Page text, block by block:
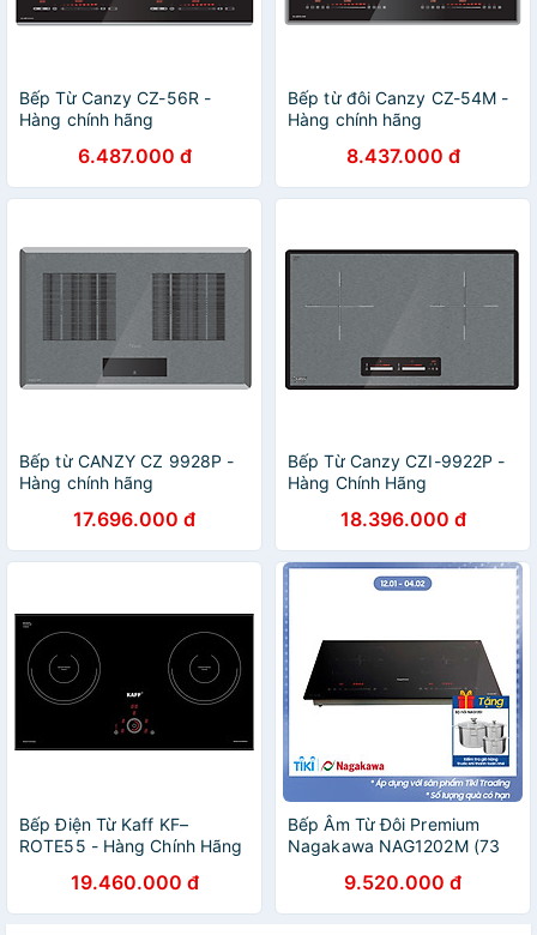
Bếp Từ Canzy CZ-56R -
Hàng chính hãng
6.487.000 đ
Bếp từ đôi Canzy CZ-54M -
Hàng chính hãng
8.437.000 đ
Bếp từ CANZY CZ 9928P -
Hàng chính hãng
17.696.000 đ
Bếp Từ Canzy CZI-9922P -
Hàng Chính Hãng
18.396.000 đ
Bếp Điện Từ Kaff KF–
ROTE55 - Hàng Chính Hãng
19.460.000 đ
Bếp Âm Từ Đôi Premium
Nagakawa NAG1202M (73
9.520.000 đ